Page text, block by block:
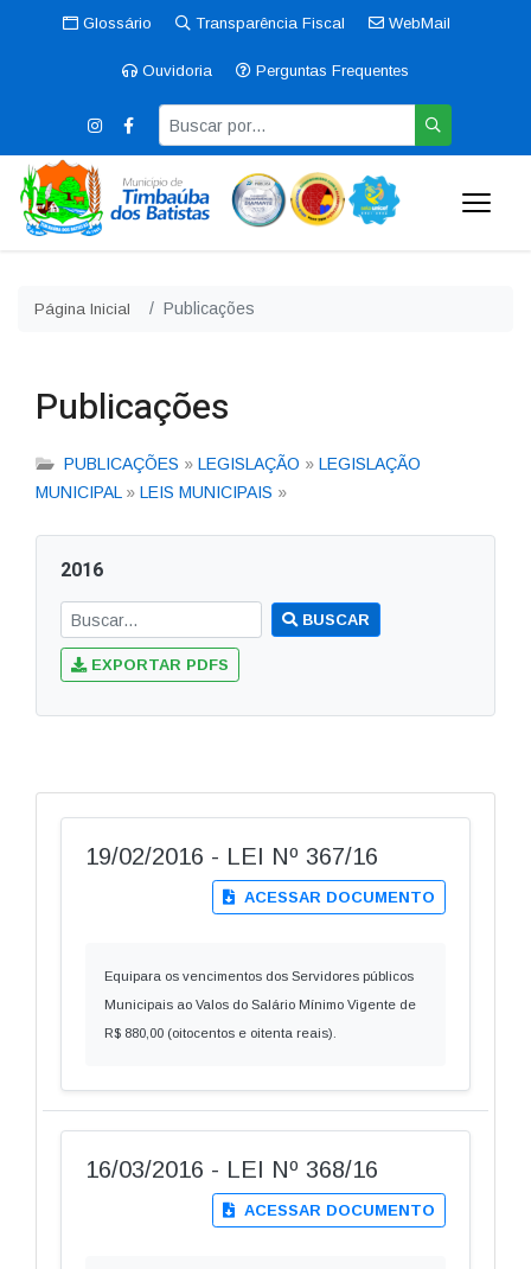
Glossário Transparência Fiscal WebMail
Ouvidoria Perguntas Frequentes
Página Inicial Publicações
Publicações
PUBLICAÇÕES » LEGISLAÇÃO » LEGISLAÇÃO
MUNICIPAL » LEIS MUNICIPAIS »
2016
BUSCAR
EXPORTAR PDFS
19/02/2016 - LEI Nº 367/16
ACESSAR DOCUMENTO
Equipara os vencimentos dos Servidores públicos
Municipais ao Valos do Salário Mínimo Vigente de
R$ 880,00 (oitocentos e oitenta reais).
16/03/2016 - LEI Nº 368/16
ACESSAR DOCUMENTO